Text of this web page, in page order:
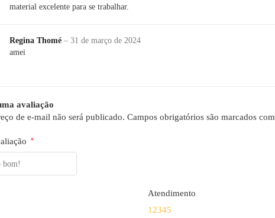
material excelente para se trabalhar.
Regina Thomé – 31 de março de 2024
amei
avaliação
de e-mail não será publicado. Campos obrigatórios são marcados com
*
Atendimento
1 2345